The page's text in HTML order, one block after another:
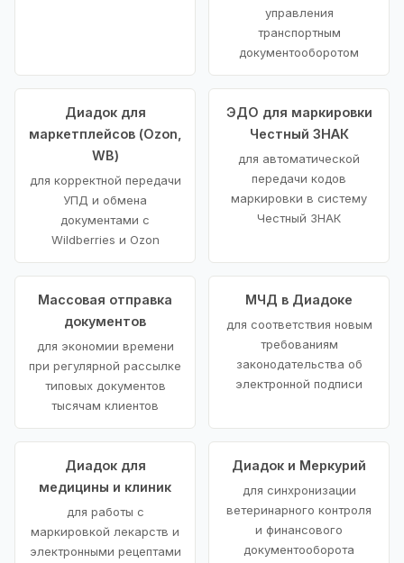
управления
транспортным
документооборотом
Диадок для
маркетплейсов (Ozon,
WB)
для корректной передачи
УПД и обмена
документами с
Wildberries и Ozon
ЭДО для маркировки
Честный ЗНАК
для автоматической
передачи кодов
маркировки в систему
Честный ЗНАК
Массовая отправка
документов
для экономии времени
при регулярной рассылке
типовых документов
тысячам клиентов
МЧД в Диадоке
для соответствия новым
требованиям
законодательства об
электронной подписи
Диадок для
медицины и клиник
для работы с
маркировкой лекарств и
электронными рецептами
Диадок и Меркурий
для синхронизации
ветеринарного контроля
и финансового
документооборота